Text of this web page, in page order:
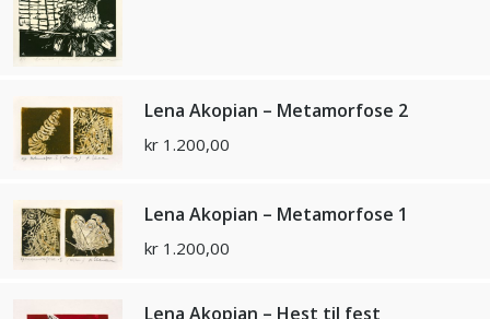
Lena Akopian – Metamorfose 2
kr 1.200,00
Lena Akopian – Metamorfose 1
kr 1.200,00
Lena Akopian – Hest til fest